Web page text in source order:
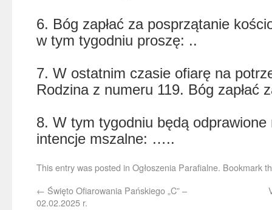
6. Bóg zapłać za posprzątanie
w tym tygodniu proszę: ..
7. W ostatnim czasie ofiarę na
Rodzina z numeru 119. Bóg zapłać
8. W tym tygodniu będą odprawione
intencje mszalne: …..
This entry was posted in Ogłoszenia Parafialne. Bookmark
← Święto Ofiarowania Pańskiego „C” –
02.02.2025 r.